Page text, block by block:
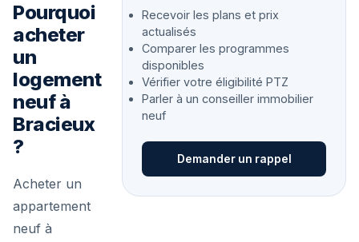
Pourquoi
acheter
un
logement
neuf à
Bracieux
?
Acheter un
appartement
neuf à
Recevoir les plans et prix
actualisés
Comparer les programmes
disponibles
Vérifier votre éligibilité PTZ
Parler à un conseiller immobilier
neuf
Demander un rappel